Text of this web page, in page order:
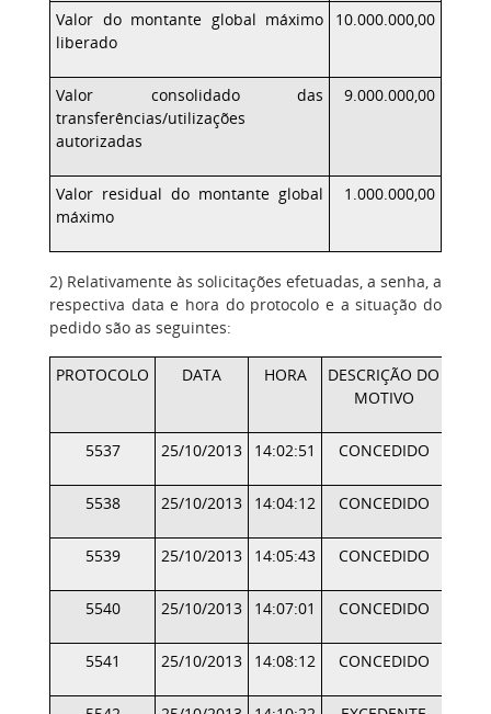
Valor do montante global máximo
liberado
10.000.000,00
Valor consolidado das
transferências/utilizações
autorizadas
9.000.000,00
Valor residual do montante global
máximo
1.000.000,00
2) Relativamente às solicitações efetuadas, a senha, a
respectiva data e hora do protocolo e a situação do
pedido são as seguintes:
PROTOCOLO DATA HORA
DESCRIÇÃO DO
MOTIVO
5537 25/10/2013 14:02:51 CONCEDIDO
5538 25/10/2013 14:04:12 CONCEDIDO
5539 25/10/2013 14:05:43 CONCEDIDO
5540 25/10/2013 14:07:01 CONCEDIDO
5541 25/10/2013 14:08:12 CONCEDIDO